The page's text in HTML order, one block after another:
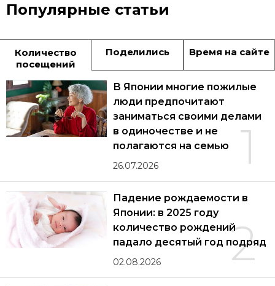
Популярные статьи
Количество
посещений
Поделились Время на сайте
1
В Японии многие пожилые
люди предпочитают
заниматься своими делами
в одиночестве и не
полагаются на семью
26.07.2026
2
Падение рождаемости в
Японии: в 2025 году
количество рождений
падало десятый год подряд
02.08.2026